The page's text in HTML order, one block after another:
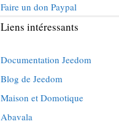
Faire un don Paypal
Liens intéressants
Documentation Jeedom
Blog de Jeedom
Maison et Domotique
Abavala